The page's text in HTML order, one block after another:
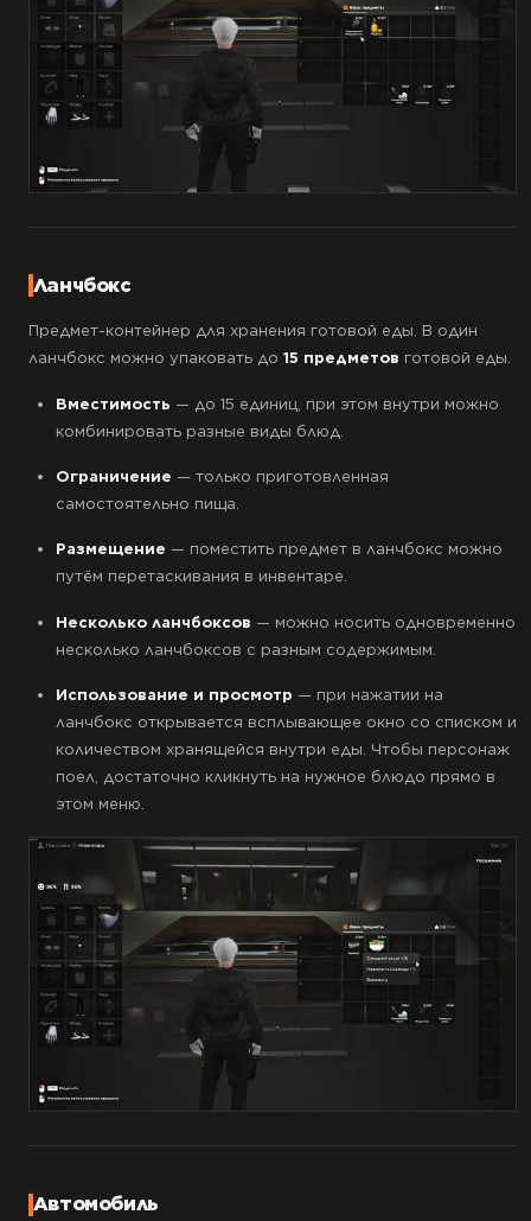
Ланчбокс
Предмет-контейнер для хранения готовой еды. В один
ланчбокс можно упаковать до 15 предметов готовой еды.
Вместимость — до 15 единиц, при этом внутри можно
комбинировать разные виды блюд.
Ограничение — только приготовленная
самостоятельно пища.
Размещение — поместить предмет в ланчбокс можно
путём перетаскивания в инвентаре.
Несколько ланчбоксов — можно носить одновременно
несколько ланчбоксов с разным содержимым.
Использование и просмотр — при нажатии на
ланчбокс открывается всплывающее окно со списком и
количеством хранящейся внутри еды. Чтобы персонаж
поел, достаточно кликнуть на нужное блюдо прямо в
этом меню.
Автомобиль